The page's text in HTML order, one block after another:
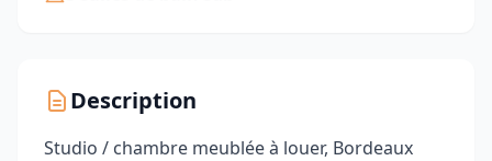
Description
Studio / chambre meublée à louer, Bordeaux